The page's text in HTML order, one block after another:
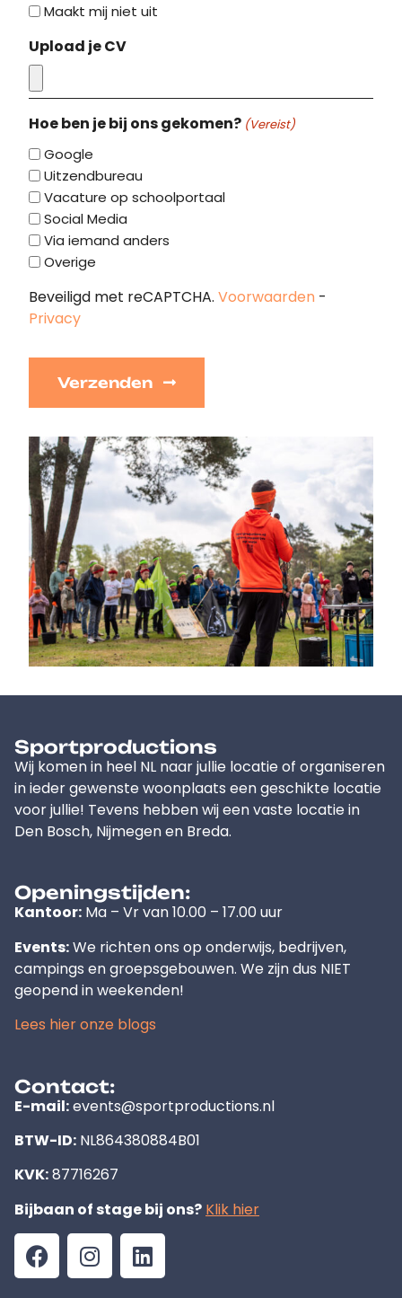
Maakt mij niet uit
Upload je CV
Hoe ben je bij ons gekomen? (Vereist)
Google
Uitzendbureau
Vacature op schoolportaal
Social Media
Via iemand anders
Overige
Beveiligd met reCAPTCHA. Voorwaarden -
Privacy
Verzenden
Sportproductions
Wij komen in heel NL naar jullie locatie of organiseren
in ieder gewenste woonplaats een geschikte locatie
voor jullie! Tevens hebben wij een vaste locatie in
Den Bosch, Nijmegen en Breda.
Openingstijden:
Kantoor: Ma – Vr van 10.00 – 17.00 uur
Events:We richten ons op onderwijs, bedrijven,
campings en groepsgebouwen. We zijn dus NIET
geopend in weekenden!
Lees hier onze blogs
Contact:
E-mail:events@sportproductions.nl
BTW-ID: NL864380884B01
KVK:87716267
Bijbaan of stage bij ons? Klik hier